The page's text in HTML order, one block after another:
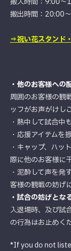
搬出時間：20:00
⇒祝い花スタンド
・他のお客様への
周囲のお客様の観
ッフがお声がけし
・熱中して試合中
・応援アイテムを
・キャップ、ハッ
際に他のお客様に
・泥酔して声を発
客様の観戦の妨げ
・試合の妨げとな
入退場時、及び試
の行為はお止めく
*If you do not